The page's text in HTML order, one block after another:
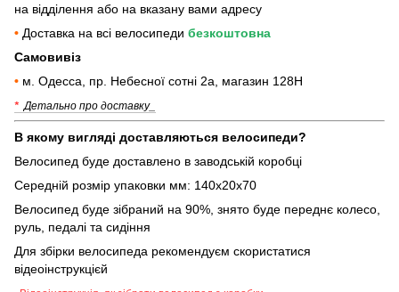
на відділення або на вказану вами адресу
• Доставка на всі велосипеди безкоштовна
Самовивіз
• м. Одесса, пр. Небесної сотні 2а, магазин 128Н
* Детально про доставку_
В якому вигляді доставляються велосипеди?
Велосипед буде доставлено в заводській коробці
Середній розмір упаковки мм: 140х20х70
Велосипед буде зібраний на 90%, знято буде переднє колесо,
руль, педалі та сидіння
Для збірки велосипеда рекомендуєм скористатися
відеоінструкцієй